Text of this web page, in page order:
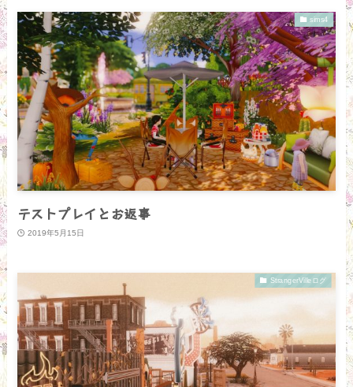
sims4
テストプレイとお返事
2019年5月15日
StrangerVilleログ